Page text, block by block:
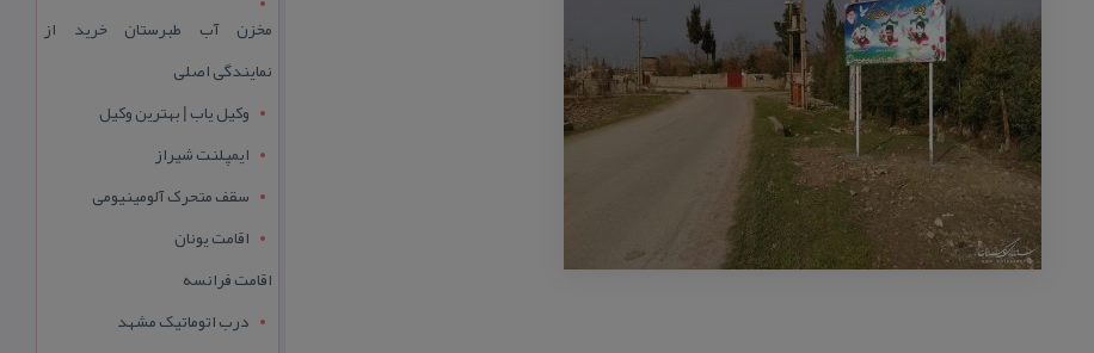
مخزن آب طبرستان خرید از
نمایندگی اصلی
وکیل یاب | بهترین وکیل
ایمپلنت شیراز
سقف متحرک آلومینیومی
اقامت یونان
اقامت فرانسه
درب اتوماتیک مشهد